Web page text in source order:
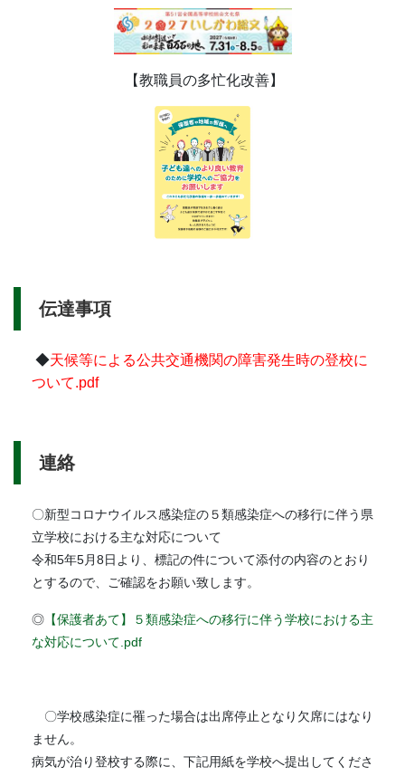
【教職員の多忙化改善】
伝達事項
◆天候等による公共交通機関の障害発生時の登校に
ついて.pdf
連絡
〇新型コロナウイルス感染症の５類感染症への移行に伴う県
立学校における主な対応について
令和5年5月8日より、標記の件について添付の内容のとおり
とするので、ご確認をお願い致します。
◎ 【保護者あて】５類感染症への移行に伴う学校における主
な対応について.pdf
〇学校感染症に罹った場合は出席停止となり欠席にはなり
ません。
病気が治り登校する際に、下記用紙を学校へ提出してくださ